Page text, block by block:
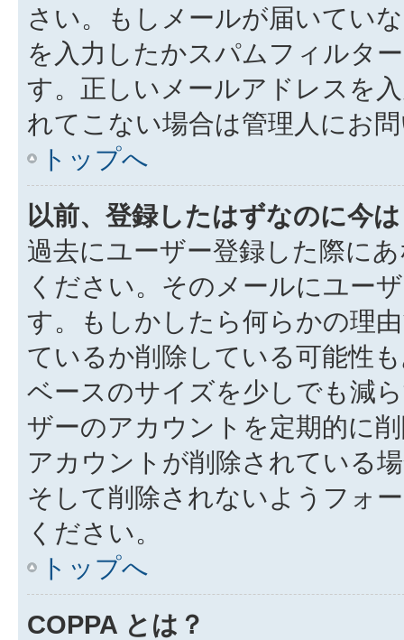
さい。もしメールが届いてい
を入力したかスパムフィルタ
す。正しいメールアドレスを
れてこない場合は管理人にお
トップへ
以前、登録したはずなのに今
過去にユーザー登録した際に
ください。そのメールにユー
す。もしかしたら何らかの理
ているか削除している可能性
ベースのサイズを少しでも減
ザーのアカウントを定期的に
アカウントが削除されている
そして削除されないようフォ
ください。
トップへ
COPPA とは？